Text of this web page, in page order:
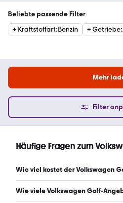
Beliebte passende Filter
+ Kraftstoffart:Benzin +Getriebe:
Mehr
Filter
Häufige Fragen zum
Wie viel kostet der Volkswagen
Ein guter Preis für einen
Wie viele Volkswagen Golf-